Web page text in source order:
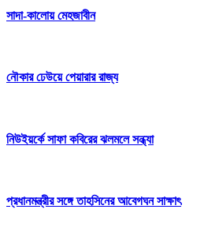
সাদা-কালোয় মেহজাবীন
নৌকার ঢেউয়ে পেয়ারার রাজ্য
নিউইয়র্কে সাফা কবিরের ঝলমলে সন্ধ্যা
প্রধানমন্ত্রীর সঙ্গে তাহসিনের আবেগঘন সাক্ষাৎ